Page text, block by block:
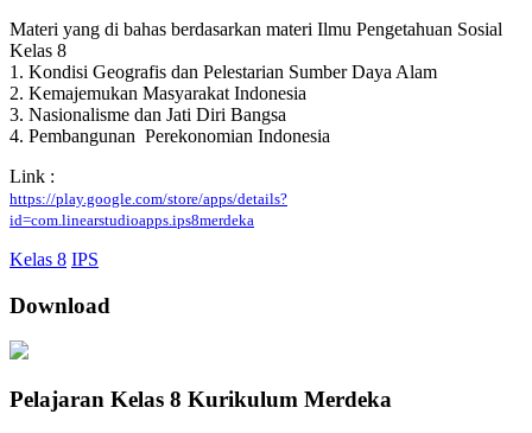
Materi yang di bahas berdasarkan materi Ilmu Pengetahuan Sosial
Kelas 8
1. Kondisi Geografis dan Pelestarian Sumber Daya Alam
2. Kemajemukan Masyarakat Indonesia
3. Nasionalisme dan Jati Diri Bangsa
4. Pembangunan Perekonomian Indonesia
Link :
https://play.google.com/store/apps/details?
id=com.linearstudioapps.ips8merdeka
Kelas 8 IPS
Download
Pelajaran Kelas 8 Kurikulum Merdeka